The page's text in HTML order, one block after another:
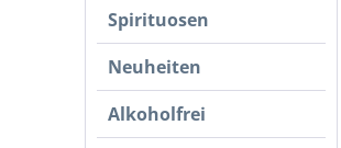
Spirituosen
Neuheiten
Alkoholfrei